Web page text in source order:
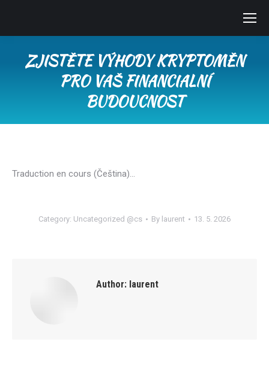
ZJISTĚTE VÝHODY KRYPTOMĚN
PRO VAŠ FINANCIALNÍ
BUDOUCNOST
Traduction en cours (Čeština)…
Category: Uncategorized @cs By laurent 13. 5. 2026
Author: laurent